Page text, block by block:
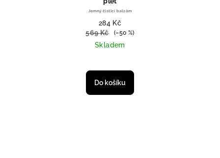
Jemný čisticí balzám
284 Kč
569 Kč
(–50 %)
Skladem
Do košíku